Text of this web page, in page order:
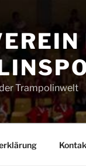
Trampolinwelt